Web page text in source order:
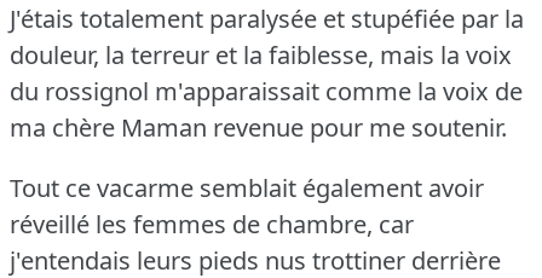
J'étais totalement paralysée et stupéfiée par la
douleur, la terreur et la faiblesse, mais la voix
du rossignol m'apparaissait comme la voix de
ma chère Maman revenue pour me soutenir.
Tout ce vacarme semblait également avoir
réveillé les femmes de chambre, car
j'entendais leurs pieds nus trottiner derrière